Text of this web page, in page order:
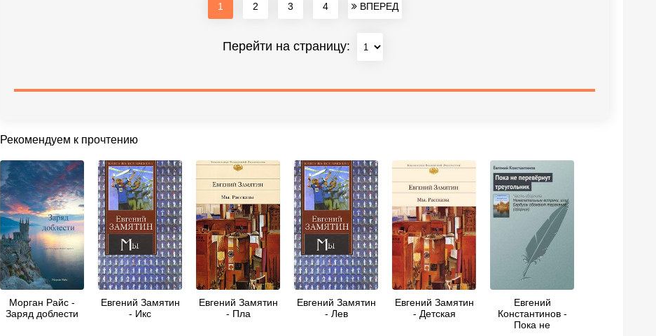
1 2 3 4 ВПЕРЕД
Перейти на страницу:
Рекомендуем к прочтению
Морган Райс -
Заряд доблести
Евгений Замятин
- Икс
Евгений Замятин
- Пла
Евгений Замятин
- Лев
Евгений Замятин
- Детская
Евгений
Константинов -
Пока не